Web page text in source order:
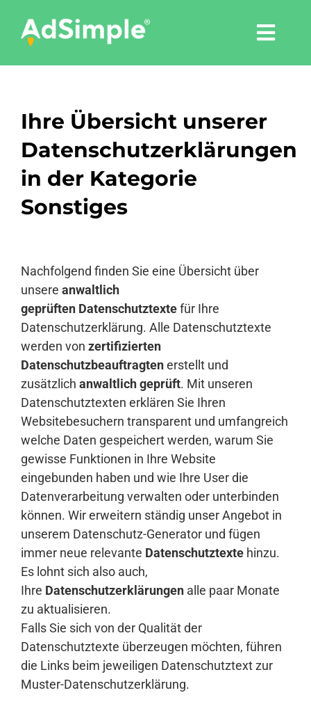
content
Tools
Pressemitteilungen
Shop
Agentur
Blog
Anmelden
Ihre Übersicht unserer
Datenschutzerklärungen
in der Kategorie
Sonstiges
Nachfolgend finden Sie eine Übersicht über
unsere anwaltlich
geprüften Datenschutztextefür Ihre
Datenschutzerklärung. Alle Datenschutztexte
werden von zertifizierten
Datenschutzbeauftragtenerstellt und
zusätzlich anwaltlich geprüft. Mit unseren
Datenschutztexten erklären Sie Ihren
Websitebesuchern transparent und umfangreich
welche Daten gespeichert werden, warum Sie
gewisse Funktionen in Ihre Website
eingebunden haben und wie Ihre User die
Datenverarbeitung verwalten oder unterbinden
können. Wir erweitern ständig unser Angebot in
unserem Datenschutz-Generator und fügen
immer neue relevante Datenschutztexte hinzu.
Es lohnt sich also auch,
Ihre Datenschutzerklärungen alle paar Monate
zu aktualisieren.
Falls Sie sich von der Qualität der
Datenschutztexte überzeugen möchten, führen
die Links beim jeweiligen Datenschutztext zur
Muster-Datenschutzerklärung.